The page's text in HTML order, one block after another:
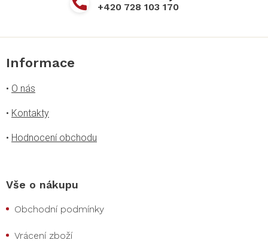
+420 728 103 170
Informace
• O nás
• Kontakty
• Hodnocení obchodu
Vše o nákupu
Obchodní podmínky
Vrácení zboží